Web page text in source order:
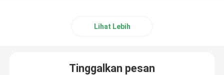
Lihat Lebih
Tinggalkan pesan